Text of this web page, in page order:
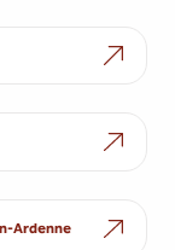
Ardenne